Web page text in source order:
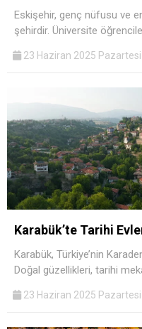
Eskişehir, genç nüfusu ve
şehirdir. Üniversite
23 Haziran 2025
Karabük’te Tarihi
Karabük, Türkiye’nin
Doğal güzellikleri, tarihi
23 Haziran 2025